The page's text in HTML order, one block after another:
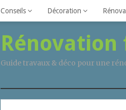
Conseils Décoration
Rénovation
Guide travaux & déco pour une